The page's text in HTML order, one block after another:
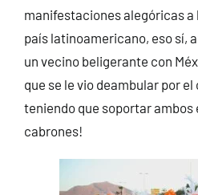
manifestaciones alegóricas a
país latinoamericano, eso sí,
un vecino beligerante con
que se le vio deambular por
teniendo que soportar ambos
cabrones!